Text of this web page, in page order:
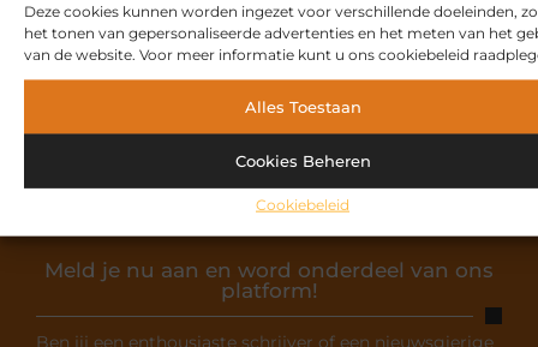
Deze cookies kunnen worden ingezet voor verschillende doeleinden,
het tonen van gepersonaliseerde advertenties en het meten van het
van de website. Voor meer informatie kunt u ons cookiebeleid
Alles Toestaan
Cookies Beheren
Cookiebeleid
Meld je nu aan en word onderdeel van ons
platform!
Ben jij een enthousiaste schrijver of een nieuwsgierige